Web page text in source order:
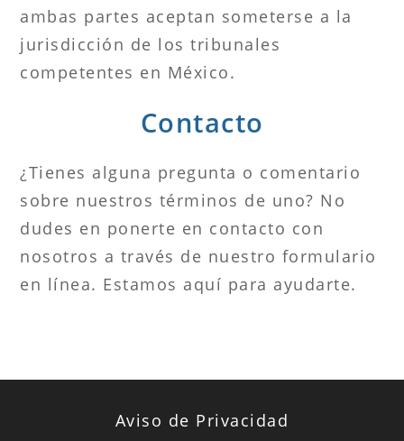
ambas partes aceptan someterse a la
jurisdicción de los tribunales
competentes en México.
Contacto
¿Tienes alguna pregunta o comentario
sobre nuestros términos de uno? No
dudes en ponerte en contacto con
nosotros a través de nuestro formulario
en línea. Estamos aquí para ayudarte.
Aviso de Privacidad